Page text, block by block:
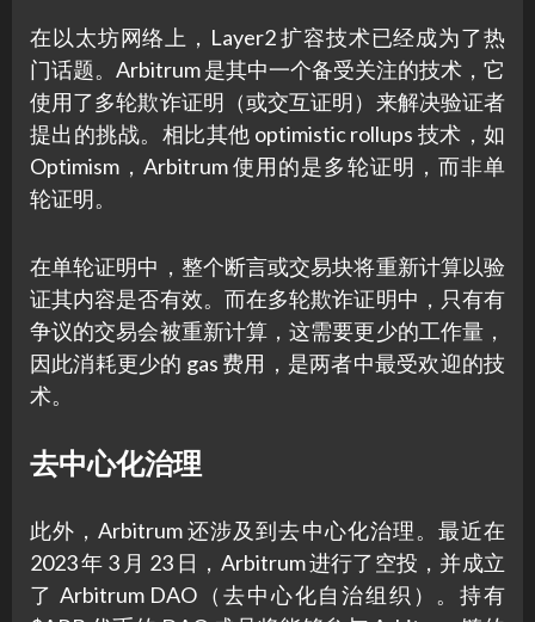
在以太坊网络上，Layer2 扩容技术已经成为了热
门话题。Arbitrum 是其中一个备受关注的技术，它
使用了多轮欺诈证明（或交互证明）来解决验证者
提出的挑战。相比其他 optimistic rollups 技术，如
Optimism，Arbitrum 使用的是多轮证明，而非单
轮证明。
在单轮证明中，整个断言或交易块将重新计算以验
证其内容是否有效。而在多轮欺诈证明中，只有有
争议的交易会被重新计算，这需要更少的工作量，
因此消耗更少的 gas 费用，是两者中最受欢迎的技
术。
去中心化治理
此外，Arbitrum 还涉及到去中心化治理。最近在
2023 年 3 月 23 日，Arbitrum 进行了空投，并成立
了 Arbitrum DAO（去中心化自治组织）。持有